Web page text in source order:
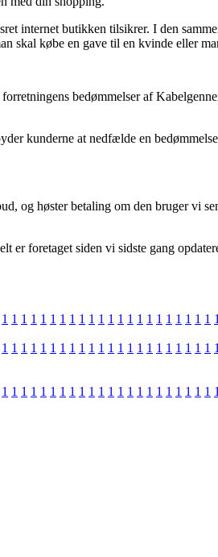
internet butikken tilsikrer. I den
skal købe en gave til en kvinde eller
bedømmelser af
kunderne at nedfælde en
og høster betaling om den bruger vi
foretaget siden vi sidste gang
1 1 1 1 1 1 1 1 1 1 1 1 1 1 1 1 1 1 1 1 1 1 1
1 1 1 1 1 1 1 1 1 1 1 1 1 1 1 1 1 1 1 1 1 1 1
1 1 1 1 1 1 1 1 1 1 1 1 1 1 1 1 1 1 1 1 1 1 1